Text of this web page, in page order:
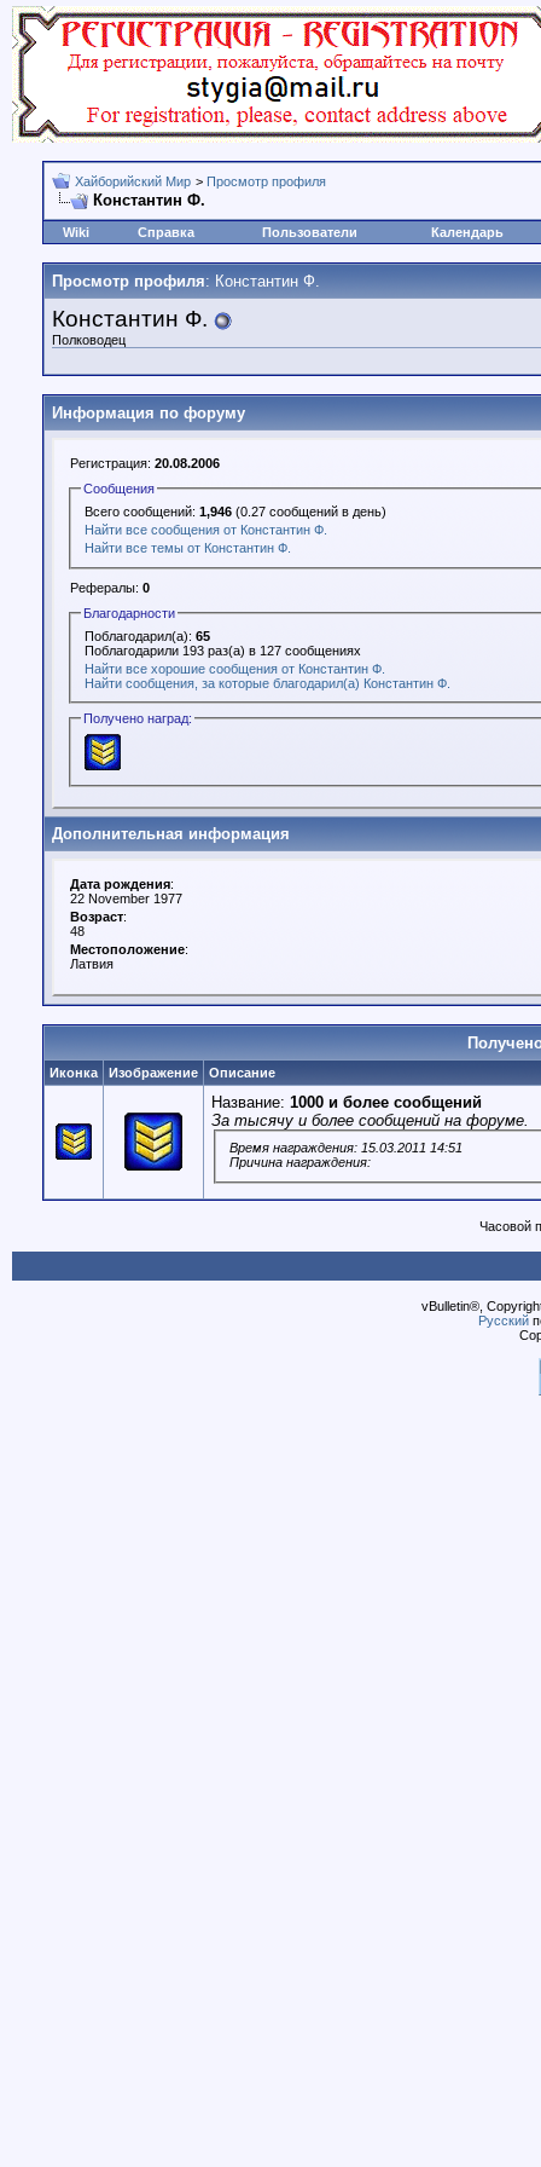
Хайборийский Мир > Просмотр профиля
Константин Ф.
Wiki Справка Пользователи Календарь
Просмотр профиля: Константин Ф.
Константин Ф.
Полководец
Информация по форуму
Регистрация: 20.08.2006
Сообщения
Всего сообщений:1,946 (0.27 сообщений в день)
Найти все сообщения от Константин Ф.
Найти все темы от Константин Ф.
Рефералы: 0
Благодарности
Поблагодарил(а):65
Поблагодарили 193 раз(а) в 127 сообщениях
Найти все хорошие сообщения от Константин Ф.
Найти сообщения, за которые благодарил(а) Константин Ф.
Получено наград:
Дополнительная информация
Дата рождения:
22 November 1977
Возраст:
48
Местоположение:
Латвия
Иконка Изображение Описание
Название: 1000 и более сообщений
За тысячу и более сообщений на форуме.
Время награждения: 15.03.2011 14:51
Причина награждения:
Часовой
vBulletin®,
Русский